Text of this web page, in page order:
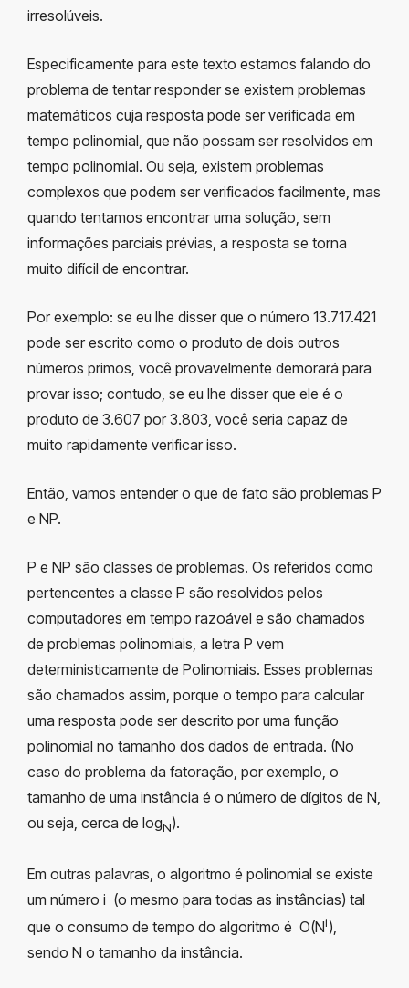
irresolúveis.
Especificamente para este texto estamos falando do
problema de tentar responder se existem problemas
matemáticos cuja resposta pode ser verificada em
tempo polinomial, que não possam ser resolvidos em
tempo polinomial. Ou seja, existem problemas
complexos que podem ser verificados facilmente, mas
quando tentamos encontrar uma solução, sem
informações parciais prévias, a resposta se torna
muito difícil de encontrar.
Por exemplo: se eu lhe disser que o número 13.717.421
pode ser escrito como o produto de dois outros
números primos, você provavelmente demorará para
provar isso; contudo, se eu lhe disser que ele é o
produto de 3.607 por 3.803, você seria capaz de
muito rapidamente verificar isso.
Então, vamos entender o que de fato são problemas P
e NP.
P e NP são classes de problemas. Os referidos como
pertencentes a classe P são resolvidos pelos
computadores em tempo razoável e são chamados
de problemas polinomiais, a letra P vem
deterministicamente de Polinomiais. Esses problemas
são chamados assim, porque o tempo para calcular
uma resposta pode ser descrito por uma função
polinomial no tamanho dos dados de entrada. (No
caso do problema da fatoração, por exemplo, o
tamanho de uma instância é o número de dígitos de N,
ou seja, cerca de logN).
Em outras palavras, o algoritmo é polinomial se existe
um número i (o mesmo para todas as instâncias) tal
que o consumo de tempo do algoritmo é Ο(Ni),
sendo N o tamanho da instância.